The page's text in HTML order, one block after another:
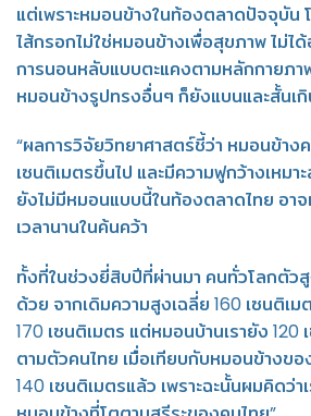
แต่เพราะหมอนข้างในท้องตลาดปัจจุบัน
ไส้กรอกไม่ใช่หมอนข้างเพื่อสุขภาพ ไม่
การนอนหลับแบบตะแคงตามหลักกายภ
หมอนข้างรูปทรงอื่นๆ ก็ยังแบนและสั้นเกิ
“ผลการวิจัยวิทยาศาสตร์ชี้ว่า หมอนข้าง
เซนติเมตรขึ้นไป และมีความฟูกว้างเหมา
ยังไม่มีหมอนแบบนี้ในท้องตลาดไทย อาจ
เวลานานในค้นคว้า
ทั้งที่ในช่วงยี่สิบปีที่ผ่านมา คนทั่วโลกตัว
ด้วย จากเดิมความสูงเฉลี่ย 160 เซนติเม
170 เซนติเมตร แต่หมอนบ้านเรายัง 120
ตามตัวคนไทย เมื่อเทียบกับหมอนข้างข
140 เซนติเมตรแล้ว เพราะฉะนั้นผมคิดว่